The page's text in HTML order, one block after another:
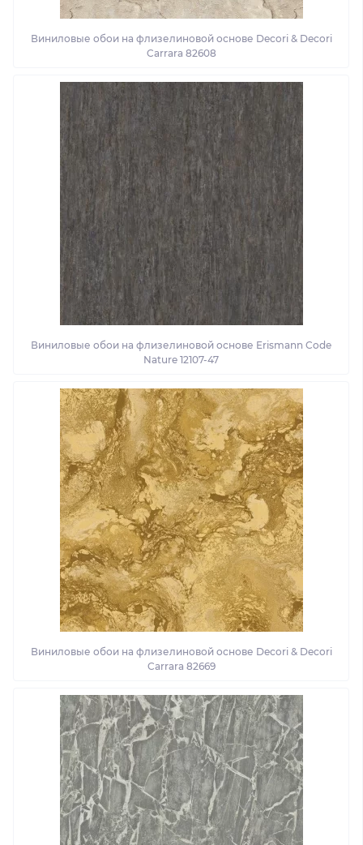
Виниловые обои на флизелиновой основе Decori & Decori
Carrara 82608
Виниловые обои на флизелиновой основе Erismann Code
Nature 12107-47
Виниловые обои на флизелиновой основе Decori & Decori
Carrara 82669